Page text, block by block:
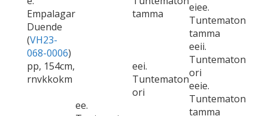
Empalagar
Duende
(VH23-
068-0006)
pp, 154cm,
rnvkkokm
tamma
eiee.
Tuntematon
tamma
ee.
eei.
Tuntematon
ori
eeii.
Tuntematon
ori
eeie.
Tuntematon
tamma